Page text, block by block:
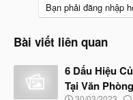
Bạn phải đăng nhập
Bài viết liên quan
6 Dấu Hiệu
Tại Văn Phòng